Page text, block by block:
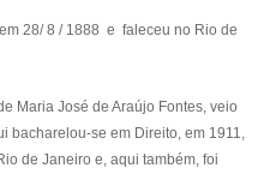
28/ 8 / 1888 e faleceu no Rio de
Maria José de Araújo Fontes, veio
bacharelou-se em Direito, em 1911,
de Janeiro e, aqui também, foi